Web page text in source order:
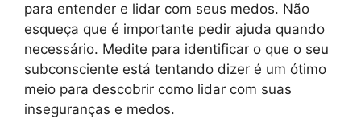
para entender e lidar com seus medos. Não
esqueça que é importante pedir ajuda quando
necessário. Medite para identificar o que o seu
subconsciente está tentando dizer é um ótimo
meio para descobrir como lidar com suas
inseguranças e medos.